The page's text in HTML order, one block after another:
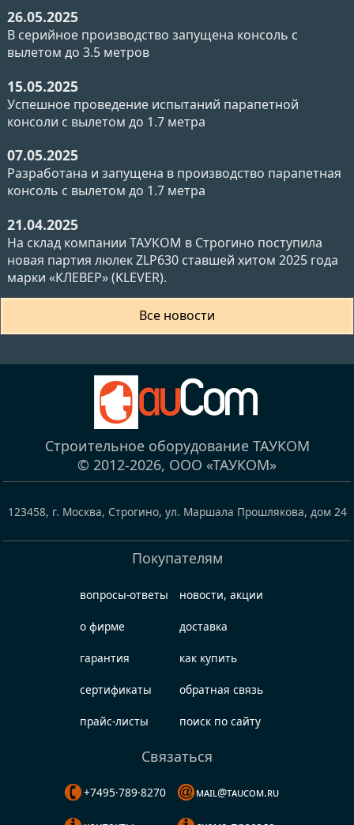
26.05.2025
В серийное производство запущена консоль с
вылетом до 3.5 метров
15.05.2025
Успешное проведение испытаний парапетной
консоли с вылетом до 1.7 метра
07.05.2025
Разработана и запущена в производство парапетная
консоль с вылетом до 1.7 метра
21.04.2025
На склад компании ТАУКОМ в Строгино поступила
новая партия люлек ZLP630 ставшей хитом 2025 года
марки «КЛЕВЕР» (KLEVER).
Все новости
Строительное оборудование ТАУКОМ
© 2012-2026, ООО «ТАУКОМ»
123458, г. Москва, Строгино, ул. Маршала Прошлякова, дом 24
Покупателям
вопросы-ответы
о фирме
гарантия
сертификаты
прайс-листы
новости, акции
доставка
как купить
обратная связь
поиск по сайту
Связаться
+7495·789·8270 mail@taucom.ru